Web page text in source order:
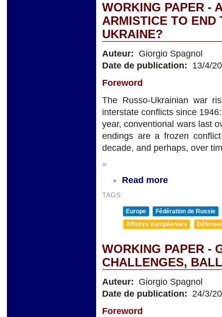
WORKING PAPER -
ARMISTICE TO END
UKRAINE?
Auteur: Giorgio Spagnol
Date de publication: 13/4/
Foreword
The Russo-Ukrainian war
interstate conflicts since
year, conventional wars last
endings are a frozen
decade, and perhaps, over
»
Read more
TAGS:
Europe
Fédération de Russie
Affaires européennes
WORKING PAPER -
CHALLENGES,
Auteur: Giorgio Spagnol
Date de publication: 24/3/
Foreword